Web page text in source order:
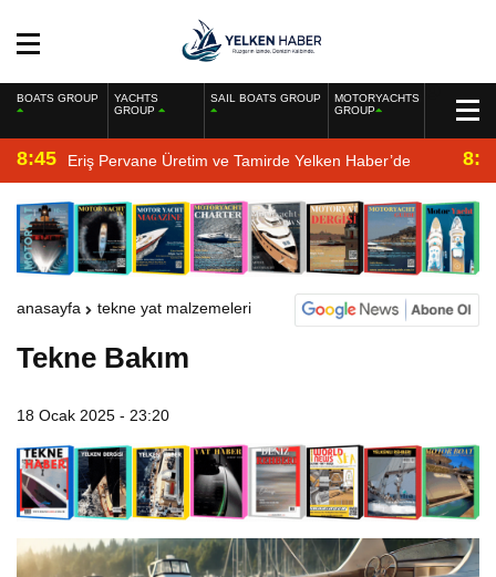
BOATS GROUP
YACHTS
GROUP
SAIL BOATS GROUP
MOTORYACHTS
GROUP
8:45 Eriş Pervane Üretim ve Tamirde Yelken Haber’de
anasayfa tekne yat malzemeleri
Tekne Bakım
18 Ocak 2025 - 23:20